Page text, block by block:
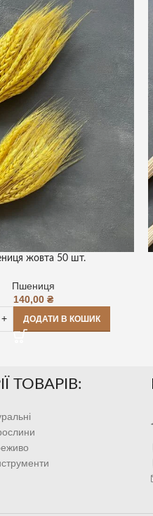
жовта 50 шт.
Пшениця
140,00₴
ДОДАТИ В КОШИК
ТОВАРІВ: